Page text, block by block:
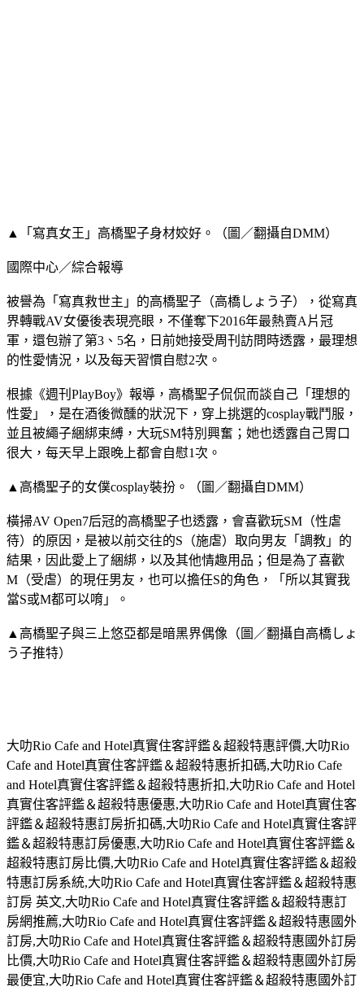
▲「寫真女王」高橋聖子身材姣好。（圖／翻攝自DMM）
國際中心／綜合報導
被譽為「寫真救世主」的高橋聖子（高橋しょう子），從寫真
界轉戰AV女優後表現亮眼，不僅奪下2016年最熱賣A片冠
軍，還包辦了第3、5名，日前她接受周刊訪問時透露，最理想
的性愛情況，以及每天習慣自慰2次。
根據《週刊PlayBoy》報導，高橋聖子侃侃而談自己「理想的
性愛」，是在酒後微醺的狀況下，穿上挑選的cosplay戰鬥服，
並且被繩子綑綁束縛，大玩SM特別興奮；她也透露自己胃口
很大，每天早上跟晚上都會自慰1次。
▲高橋聖子的女僕cosplay裝扮。（圖／翻攝自DMM）
橫掃AV Open7后冠的高橋聖子也透露，會喜歡玩SM（性虐
待）的原因，是被以前交往的S（施虐）取向男友「調教」的
結果，因此愛上了綑綁，以及其他情趣用品；但是為了喜歡
M（受虐）的現任男友，也可以擔任S的角色，「所以其實我
當S或M都可以唷」。
▲高橋聖子與三上悠亞都是暗黑界偶像（圖／翻攝自高橋しょ
う子推特）
大叻Rio Cafe and Hotel真實住客評鑑＆超殺特惠評價,大叻Rio
Cafe and Hotel真實住客評鑑＆超殺特惠折扣碼,大叻Rio Cafe
and Hotel真實住客評鑑＆超殺特惠折扣,大叻Rio Cafe and Hotel
真實住客評鑑＆超殺特惠優惠,大叻Rio Cafe and Hotel真實住客
評鑑＆超殺特惠訂房折扣碼,大叻Rio Cafe and Hotel真實住客評
鑑＆超殺特惠訂房優惠,大叻Rio Cafe and Hotel真實住客評鑑＆
超殺特惠訂房比價,大叻Rio Cafe and Hotel真實住客評鑑＆超殺
特惠訂房系統,大叻Rio Cafe and Hotel真實住客評鑑＆超殺特惠
訂房 英文,大叻Rio Cafe and Hotel真實住客評鑑＆超殺特惠訂
房網推薦,大叻Rio Cafe and Hotel真實住客評鑑＆超殺特惠國外
訂房,大叻Rio Cafe and Hotel真實住客評鑑＆超殺特惠國外訂房
比價,大叻Rio Cafe and Hotel真實住客評鑑＆超殺特惠國外訂房
最便宜,大叻Rio Cafe and Hotel真實住客評鑑＆超殺特惠國外訂